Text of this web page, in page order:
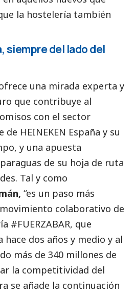
la hostelería también
siempre del lado del
una mirada experta y
que contribuye al
con el sector
HEINEKEN España y su
y una apuesta
de su hoja de ruta
Tal y como
“es un paso más
colaborativo de
#FUERZABAR, que
hace dos años y medio y al
más de 340 millones de
la competitividad del
se añade la continuación